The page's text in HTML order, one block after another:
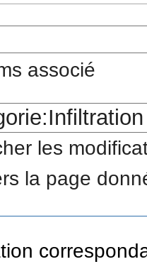
associé
les
la page